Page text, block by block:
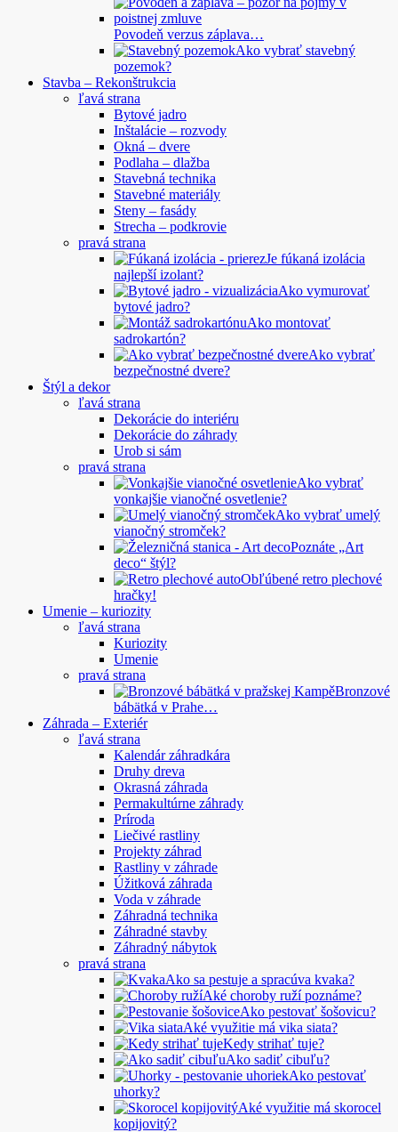
Povodeň verzus záplava…
Ako vybrať stavebný
pozemok?
Stavba – Rekonštrukcia
ľavá strana
Bytové jadro
Inštalácie – rozvody
Okná – dvere
Podlaha – dlažba
Stavebná technika
Stavebné materiály
Steny – fasády
Strecha – podkrovie
pravá strana
Je fúkaná izolácia
najlepší izolant?
Ako vymurovať
bytové jadro?
Ako montovať
sadrokartón?
Ako vybrať
bezpečnostné dvere?
Štýl a dekor
ľavá strana
Dekorácie do interiéru
Dekorácie do záhrady
Urob si sám
pravá strana
Ako vybrať
vonkajšie vianočné osvetlenie?
Ako vybrať umelý
vianočný stromček?
Poznáte „Art
deco“ štýl?
Obľúbené retro plechové
hračky!
Umenie – kuriozity
ľavá strana
Kuriozity
Umenie
pravá strana
Bronzové
bábätká v Prahe…
Záhrada – Exteriér
ľavá strana
Kalendár záhradkára
Druhy dreva
Okrasná záhrada
Permakultúrne záhrady
Príroda
Liečivé rastliny
Projekty záhrad
Rastliny v záhrade
Úžitková záhrada
Voda v záhrade
Záhradná technika
Záhradné stavby
Záhradný nábytok
pravá strana
Ako sa pestuje a spracúva kvaka?
Aké choroby ruží poznáme?
Ako pestovať šošovicu?
Aké využitie má vika siata?
Kedy strihať tuje?
Ako sadiť cibuľu?
Ako pestovať
uhorky?
Aké využitie má skorocel
kopijovitý?